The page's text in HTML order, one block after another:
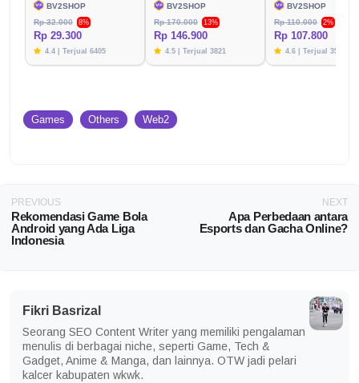
BV2SHOP
Rp 32.000
8%
Rp 29.300
4.4 | Terjual 6405
BV2SHOP
Rp 170.000
13%
Rp 146.900
4.5 | Terjual 3821
BV2SHOP
Rp 110.000
2%
Rp 107.800
4.6 | Terjual 3576
Games Others Web2
PREVIOUS
Rekomendasi Game Bola
Android yang Ada Liga
Indonesia
NEXT
Apa Perbedaan antara
Esports dan Gacha Online?
Fikri Basrizal
Seorang SEO Content Writer yang memiliki pengalaman
menulis di berbagai niche, seperti Game, Tech &
Gadget, Anime & Manga, dan lainnya. OTW jadi pelari
kalcer kabupaten wkwk.